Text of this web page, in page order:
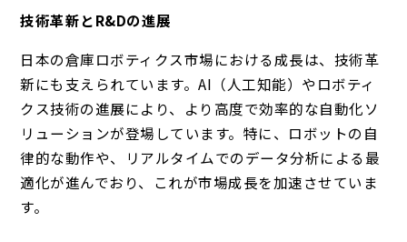
技術革新とR&Dの進展
日本の倉庫ロボティクス市場における成長は、技術革
新にも支えられています。AI（人工知能）やロボティ
クス技術の進展により、より高度で効率的な自動化ソ
リューションが登場しています。特に、ロボットの自
律的な動作や、リアルタイムでのデータ分析による最
適化が進んでおり、これが市場成長を加速させていま
す。